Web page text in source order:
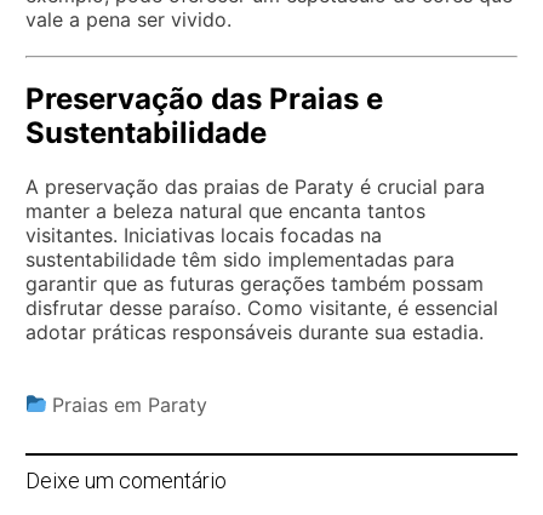
vale a pena ser vivido.
Preservação das Praias e
Sustentabilidade
A preservação das praias de Paraty é crucial para
manter a beleza natural que encanta tantos
visitantes. Iniciativas locais focadas na
sustentabilidade têm sido implementadas para
garantir que as futuras gerações também possam
disfrutar desse paraíso. Como visitante, é essencial
adotar práticas responsáveis durante sua estadia.
Praias em Paraty
Deixe um comentário